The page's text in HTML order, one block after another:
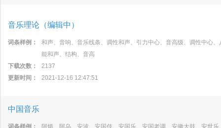
音乐理论（编辑中）
词条样例：
和声、音响、音乐线条、调性和声、引力中心、音高级、调性中心
能和声、结构、音高
下载次数：
2137
更新时间：
2021-12-16 12:47:51
中国音乐
词条样例：
阿炳、阿乌、安波、安国伎、安国乐、安国老调、安徽大鼓、安世